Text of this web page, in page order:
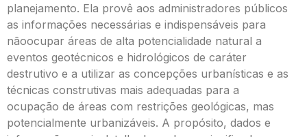
planejamento. Ela provê aos administradores públicos
as informações necessárias e indispensáveis para
nãoocupar áreas de alta potencialidade natural a
eventos geotécnicos e hidrológicos de caráter
destrutivo e a utilizar as concepções urbanísticas e as
técnicas construtivas mais adequadas para a
ocupação de áreas com restrições geológicas, mas
potencialmente urbanizáveis. A propósito, dados e